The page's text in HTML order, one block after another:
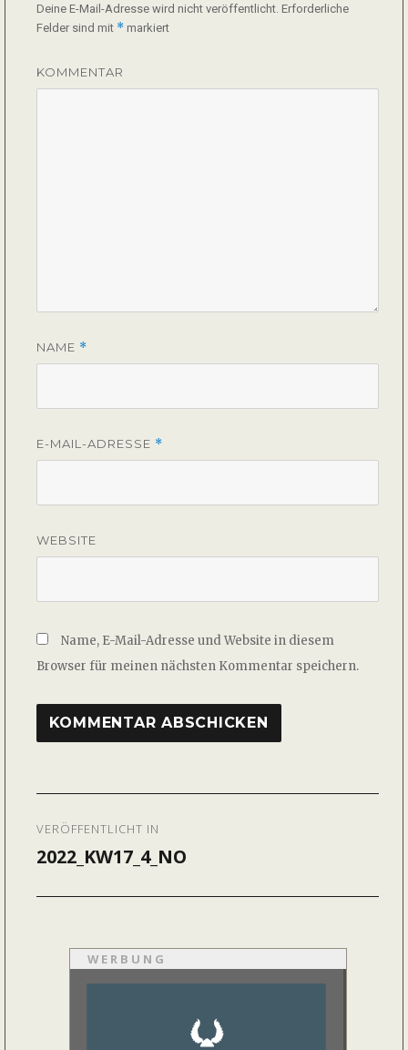
Deine E-Mail-Adresse wird nicht veröffentlicht. Erforderliche
Felder sind mit *markiert
KOMMENTAR
NAME *
E-MAIL-ADRESSE *
WEBSITE
Name, E-Mail-Adresse und Website in diesem
Browser für meinen nächsten Kommentar speichern.
VERÖFFENTLICHT IN
2022_KW17_4_NO
WERBUNG